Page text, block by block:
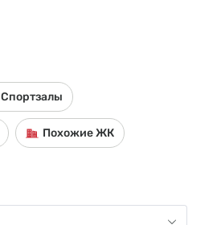
Спортзалы
Похожие ЖК